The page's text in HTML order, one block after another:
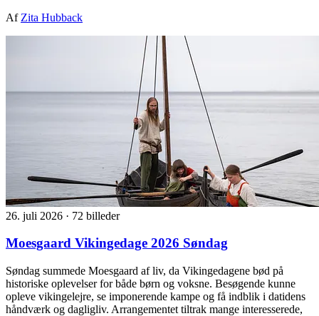
Af Zita Hubback
26. juli 2026 · 72 billeder
Moesgaard Vikingedage 2026 Søndag
Søndag summede Moesgaard af liv, da Vikingedagene bød på
historiske oplevelser for både børn og voksne. Besøgende kunne
opleve vikingelejre, se imponerende kampe og få indblik i datidens
håndværk og dagligliv. Arrangementet tiltrak mange interesserede,